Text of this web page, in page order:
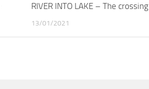
RIVER INTO LAKE – The crossing
13/01/2021